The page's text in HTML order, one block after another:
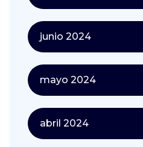
junio 2024
mayo 2024
abril 2024